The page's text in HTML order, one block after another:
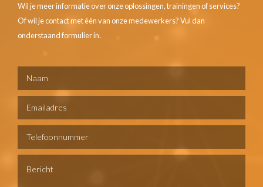
Wil je meer informatie over onze oplossingen, trainingen of services?
Of wil je contact met één van onze medewerkers? Vul dan
onderstaand formulier in.